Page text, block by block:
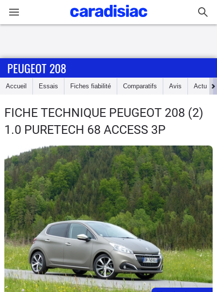
Accueil
Essais
d'achat
Electriques
Utilitaires
Flottes
Auto
Services
PEUGEOT 208
Accueil Essais Fiches fiabilité Comparatifs Avis Actu
FICHE TECHNIQUE PEUGEOT 208 (2)
1.0 PURETECH 68 ACCESS 3P